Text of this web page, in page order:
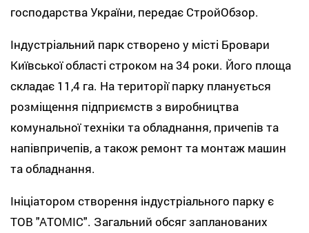
господарства України, передає СтройОбзор.
Індустріальний парк створено у місті Бровари
Київської області строком на 34 роки. Його площа
складає 11,4 га. На території парку планується
розміщення підприємств з виробництва
комунальної техніки та обладнання, причепів та
напівпричепів, а також ремонт та монтаж машин
та обладнання.
Ініціатором створення індустріального парку є
ТОВ "АТОМІС". Загальний обсяг запланованих